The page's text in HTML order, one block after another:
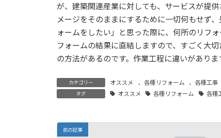
が、建築関連産業に対しても、サービスが提
メージをそのままにするために一切何もせず
ォームをしたい」と思った際に、何所のリフ
フォームの結果に直結しますので、すごく大
の方法があるのです。作業工程に違いがあり
カテゴリー オススメ 、 各種リフォーム 、各種工事
タグ オススメ 各種リフォーム 各種
前の記事